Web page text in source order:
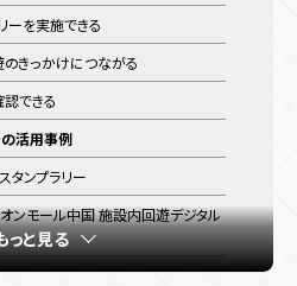
ーを実施できる
きっかけにつながる
できる
の活用事例
タンプラリー
ンモール中国 施設内回遊デジタル
っと見る